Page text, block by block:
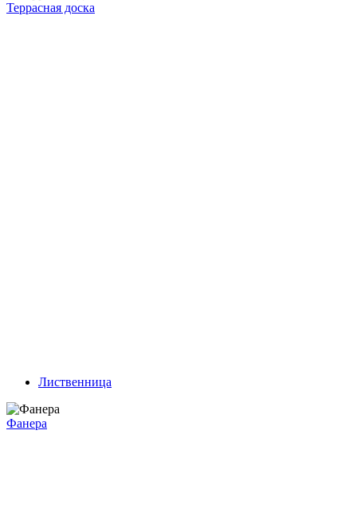
Террасная доска
Лиственница
Фанера